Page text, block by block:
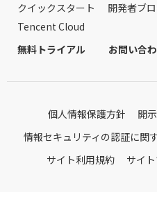
クイックスタート
開発者ブ
Tencent Cloud
無料トライアル
お問い合
個人情報保護方針
開
情報セキュリティの認証に関
サイト利用規約
サイ